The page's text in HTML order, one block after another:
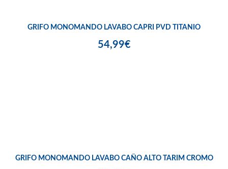
GRIFO MONOMANDO LAVABO CAPRI PVD TITANIO
54,99€
GRIFO MONOMANDO LAVABO CAÑO ALTO TARIM CROMO